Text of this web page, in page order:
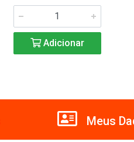
Adicionar
Meus